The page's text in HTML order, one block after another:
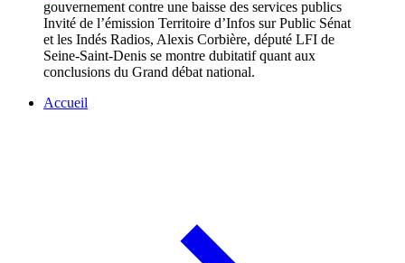
Invité de l’émission Territoire d’Infos sur Public Sénat
et les Indés Radios, Alexis Corbière, député LFI de
Seine-Saint-Denis se montre dubitatif quant aux
conclusions du Grand débat national.
Accueil